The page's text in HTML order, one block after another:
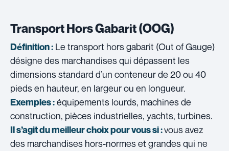
Transport Hors Gabarit (OOG)
Définition : Le transport hors gabarit (Out of Gauge)
désigne des marchandises qui dépassent les
dimensions standard d’un conteneur de 20 ou 40
pieds en hauteur, en largeur ou en longueur.
Exemples :équipements lourds, machines de
construction, pièces industrielles, yachts, turbines.
Il s’agit du meilleur choix pour vous si :vous avez
des marchandises hors-normes et grandes qui ne